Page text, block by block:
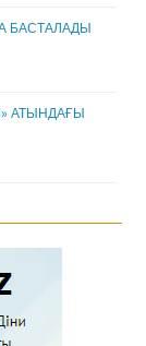
БАСТАЛАДЫ
АТЫНДАҒЫ